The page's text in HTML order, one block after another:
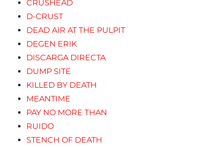
CRUSHEAD
D-CRUST
DEAD AIR AT THE PULPIT
DEGEN ERIK
DISCARGA DIRECTA
DUMP SITE
KILLED BY DEATH
MEANTIME
PAY NO MORE THAN
RUIDO
STENCH OF DEATH